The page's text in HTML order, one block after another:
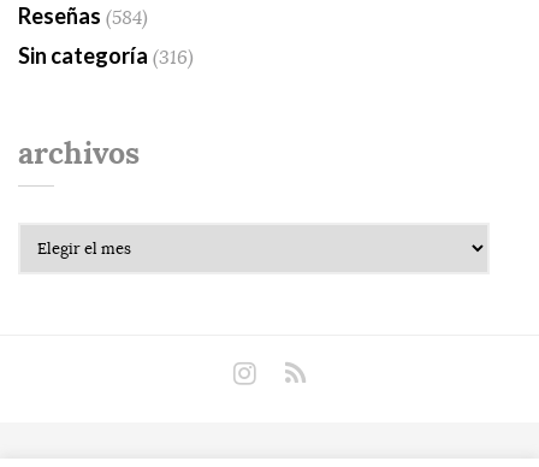
Reseñas (584)
Sin categoría (316)
archivos